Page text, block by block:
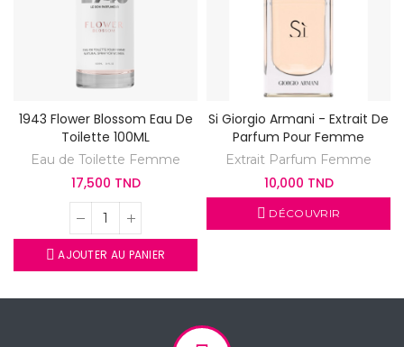
1943 Flower Blossom Eau De
Toilette 100ML
Eau de Toilette Femme
17,500 TND
AJOUTER AU PANIER
Si Giorgio Armani - Extrait De
Parfum Pour Femme
Extrait Parfum Femme
10,000 TND
DÉCOUVRIR